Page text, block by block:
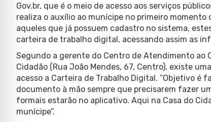
Gov.br, que é o meio de acesso aos serviços
realiza o auxílio ao munícipe no primeiro
aqueles que já possuem cadastro no sistema,
carteira de trabalho digital, acessando assim as
Segundo a gerente do Centro de Atendimento ao
Cidadão (Rua João Mendes, 67, Centro), existe
acesso a Carteira de Trabalho Digital. “Objetivo é
documento à mão sempre que precisarem fazer
formais estarão no aplicativo. Aqui na Casa do
munícipe”.